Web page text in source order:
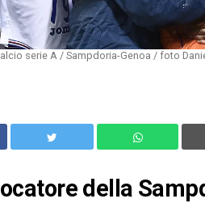
serie A / Sampdoria-Genoa / foto
della